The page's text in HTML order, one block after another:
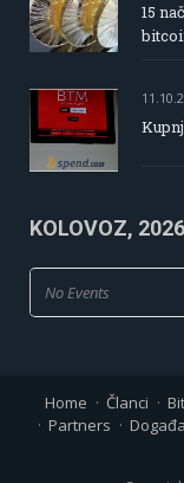
15
KOLOVOZ, 2026
No Events
Home Članci
Partners